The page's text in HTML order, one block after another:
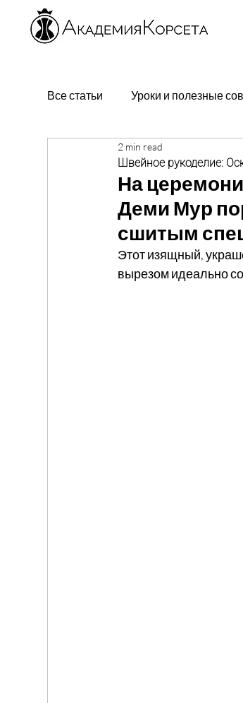
Все статьи Уроки и полезные
Швейное рукоделие:
2 min read
На
Деми Мур
сшитым
Этот изящный,
вырезом идеально